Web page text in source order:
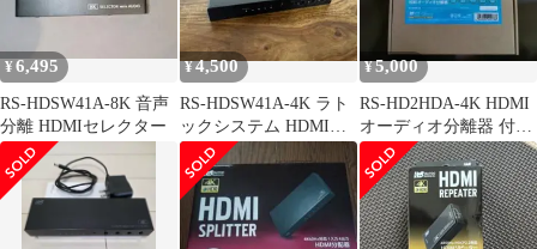
¥6,495
RS-HDSW41A-8K 音声
分離 HDMIセレクター
¥4,500
RS-HDSW41A-4K ラト
ックシステム HDMI分
配器 動作確認済
¥5,000
RS-HD2HDA-4K HDMI
オーディオ分離器 付属
品完備 ラトックシステ
ム